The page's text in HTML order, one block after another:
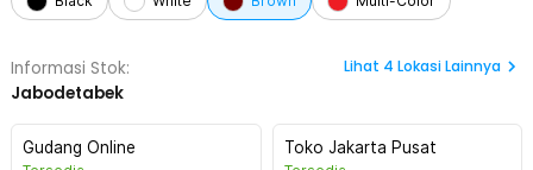
Informasi Stok:
Jabodetabek
Lihat 4 Lokasi Lainnya
Gudang Online Toko Jakarta Pusat